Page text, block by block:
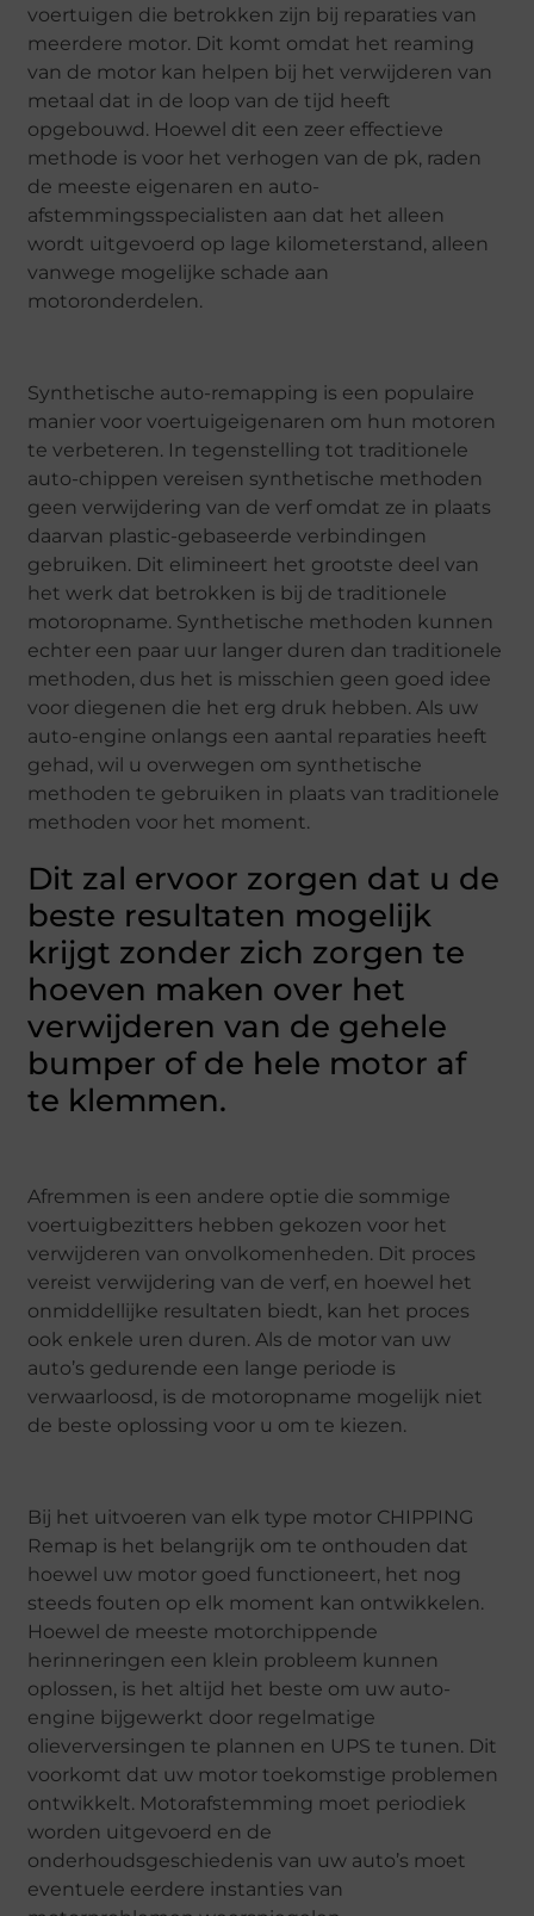
voertuigen die betrokken zijn bij reparaties van
meerdere motor. Dit komt omdat het reaming
van de motor kan helpen bij het verwijderen van
metaal dat in de loop van de tijd heeft
opgebouwd. Hoewel dit een zeer effectieve
methode is voor het verhogen van de pk, raden
de meeste eigenaren en auto-
afstemmingsspecialisten aan dat het alleen
wordt uitgevoerd op lage kilometerstand, alleen
vanwege mogelijke schade aan
motoronderdelen.
Synthetische auto-remapping is een populaire
manier voor voertuigeigenaren om hun motoren
te verbeteren. In tegenstelling tot traditionele
auto-chippen vereisen synthetische methoden
geen verwijdering van de verf omdat ze in plaats
daarvan plastic-gebaseerde verbindingen
gebruiken. Dit elimineert het grootste deel van
het werk dat betrokken is bij de traditionele
motoropname. Synthetische methoden kunnen
echter een paar uur langer duren dan traditionele
methoden, dus het is misschien geen goed idee
voor diegenen die het erg druk hebben. Als uw
auto-engine onlangs een aantal reparaties heeft
gehad, wil u overwegen om synthetische
methoden te gebruiken in plaats van traditionele
methoden voor het moment.
Dit zal ervoor zorgen dat u de
beste resultaten mogelijk
krijgt zonder zich zorgen te
hoeven maken over het
verwijderen van de gehele
bumper of de hele motor af
te klemmen.
Afremmen is een andere optie die sommige
voertuigbezitters hebben gekozen voor het
verwijderen van onvolkomenheden. Dit proces
vereist verwijdering van de verf, en hoewel het
onmiddellijke resultaten biedt, kan het proces
ook enkele uren duren. Als de motor van uw
auto’s gedurende een lange periode is
verwaarloosd, is de motoropname mogelijk niet
de beste oplossing voor u om te kiezen.
Bij het uitvoeren van elk type motor CHIPPING
Remap is het belangrijk om te onthouden dat
hoewel uw motor goed functioneert, het nog
steeds fouten op elk moment kan ontwikkelen.
Hoewel de meeste motorchippende
herinneringen een klein probleem kunnen
oplossen, is het altijd het beste om uw auto-
engine bijgewerkt door regelmatige
olieverversingen te plannen en UPS te tunen. Dit
voorkomt dat uw motor toekomstige problemen
ontwikkelt. Motorafstemming moet periodiek
worden uitgevoerd en de
onderhoudsgeschiedenis van uw auto’s moet
eventuele eerdere instanties van